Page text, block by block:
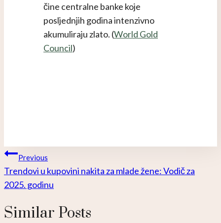
čine centralne banke koje
posljednjih godina intenzivno
akumuliraju zlato. (World Gold
Council)
Navigacija
Članaka
Previous
Trendovi u kupovini nakita za mlade žene: Vodič za
2025. godinu
Similar Posts